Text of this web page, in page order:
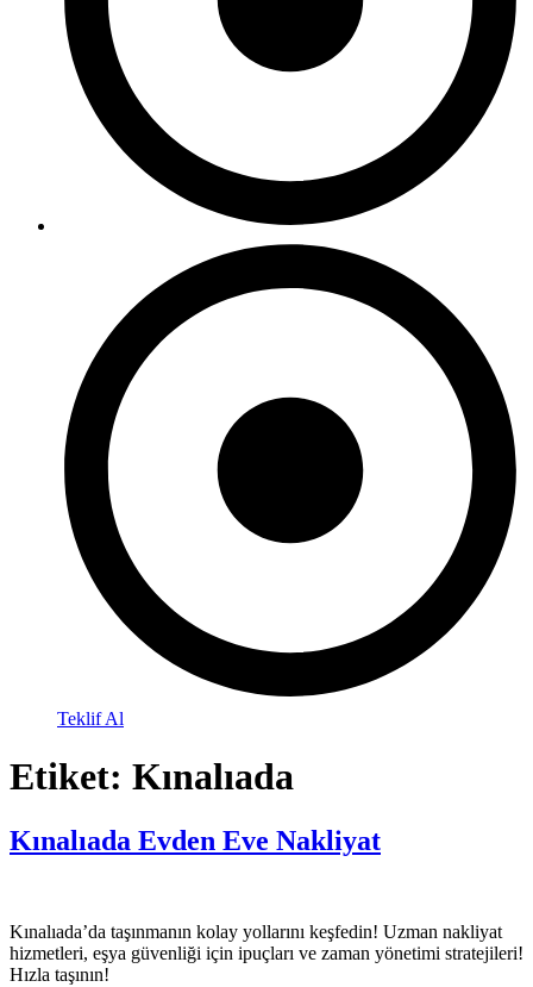
Teklif Al
Etiket: Kınalıada
Kınalıada Evden Eve Nakliyat
Kınalıada’da taşınmanın kolay yollarını keşfedin! Uzman nakliyat
hizmetleri, eşya güvenliği için ipuçları ve zaman yönetimi stratejileri!
Hızla taşının!